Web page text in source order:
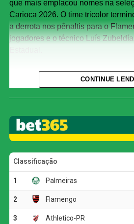
que mais emplacou nomes na
Carioca 2026. O time tricolor
a derrota nos pênaltis para o
jogadores e o técnico Luís
Já o Flamengo, apesar de ter
apenas dois representantes no
Pereira e o atacante Pedro. A
primeira fase, quando a equipe
disputa do quadrangular de
Além do domínio tricolor e dos
seleção também contou com
Pelo Vasco, o lateral direito Puma
entre os escolhidos. Do Botafogo,
melhores meias do torneio.
esquerdo Matheus Julião, do
CONTINUE